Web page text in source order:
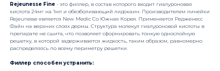
Rejeunesse Fine - это филлер, в состав которого входит гиалуроновая
кислота 24мг на 1мл и обезболивающий лидокаин. Производителем линейки
Rejeunesse является New Medic Co Южная Корея. Применяется Редженесс
Файн на верхних слоях дермы. Структура молекул гиалуроновой кислоты в
препарате не сшита, что позволяет сформировать тонкую однослойную
решетку, в которой задерживается жидкость, таким образом, равномерно
распределяясь по всему периметру решетки.
Филлер способен устранить: